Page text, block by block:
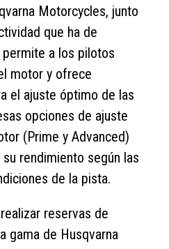
Motorcycles, junto
que ha de
a los pilotos
motor y ofrece
el ajuste óptimo de las
opciones de ajuste
(Prime y Advanced)
rendimiento según las
de la pista.
reservas de
gama de Husqvarna